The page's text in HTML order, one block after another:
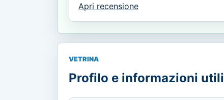
Apri recensione
VETRINA
Profilo e informazioni utili